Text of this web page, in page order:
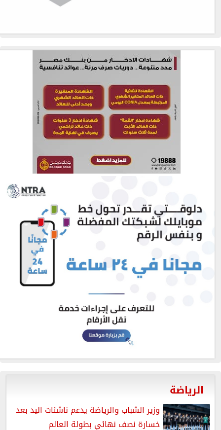
الرياضة
وزير الشباب والرياضة يدعم ناشئات اليد بعد
خسارة نصف نهائي بطولة العالم